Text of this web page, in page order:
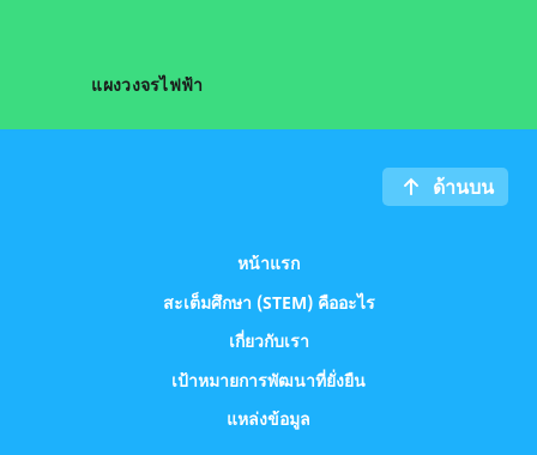
แผงวงจรไฟฟ้า
ด้านบน
หน้าแรก
สะเต็มศึกษา (STEM) คืออะไร
เกี่ยวกับเรา
เป้าหมายการพัฒนาที่ยั่งยืน
แหล่งข้อมูล